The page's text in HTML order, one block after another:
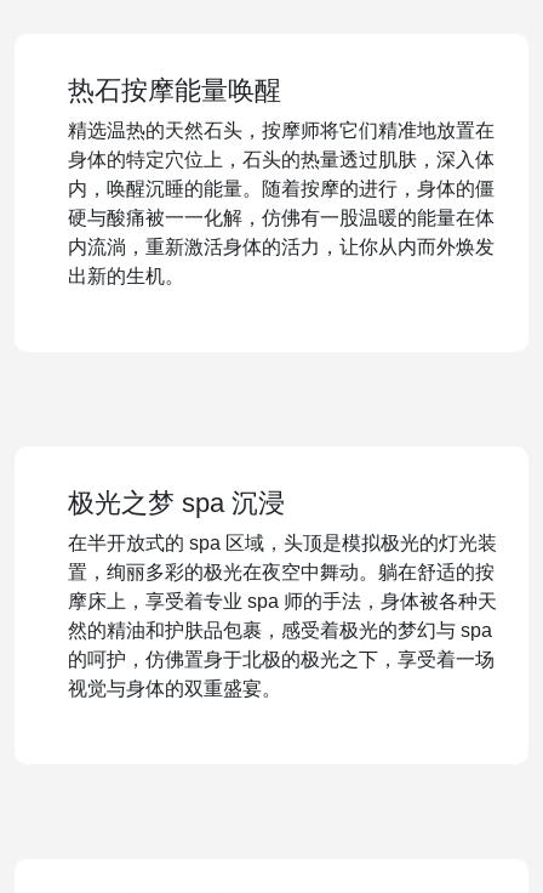
热石按摩能量唤醒
精选温热的天然石头，按摩师将它们精准地放置在
身体的特定穴位上，石头的热量透过肌肤，深入体
内，唤醒沉睡的能量。随着按摩的进行，身体的僵
硬与酸痛被一一化解，仿佛有一股温暖的能量在体
内流淌，重新激活身体的活力，让你从内而外焕发
出新的生机。
极光之梦 spa 沉浸
在半开放式的 spa 区域，头顶是模拟极光的灯光装
置，绚丽多彩的极光在夜空中舞动。躺在舒适的按
摩床上，享受着专业 spa 师的手法，身体被各种天
然的精油和护肤品包裹，感受着极光的梦幻与 spa
的呵护，仿佛置身于北极的极光之下，享受着一场
视觉与身体的双重盛宴。